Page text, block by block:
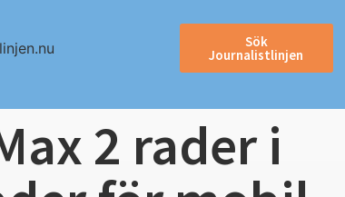
Sök
Journalistlinjen
2 rader i